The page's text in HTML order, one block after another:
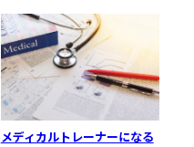
メディカルトレーナーになる